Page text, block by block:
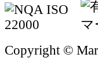
Copyright ©